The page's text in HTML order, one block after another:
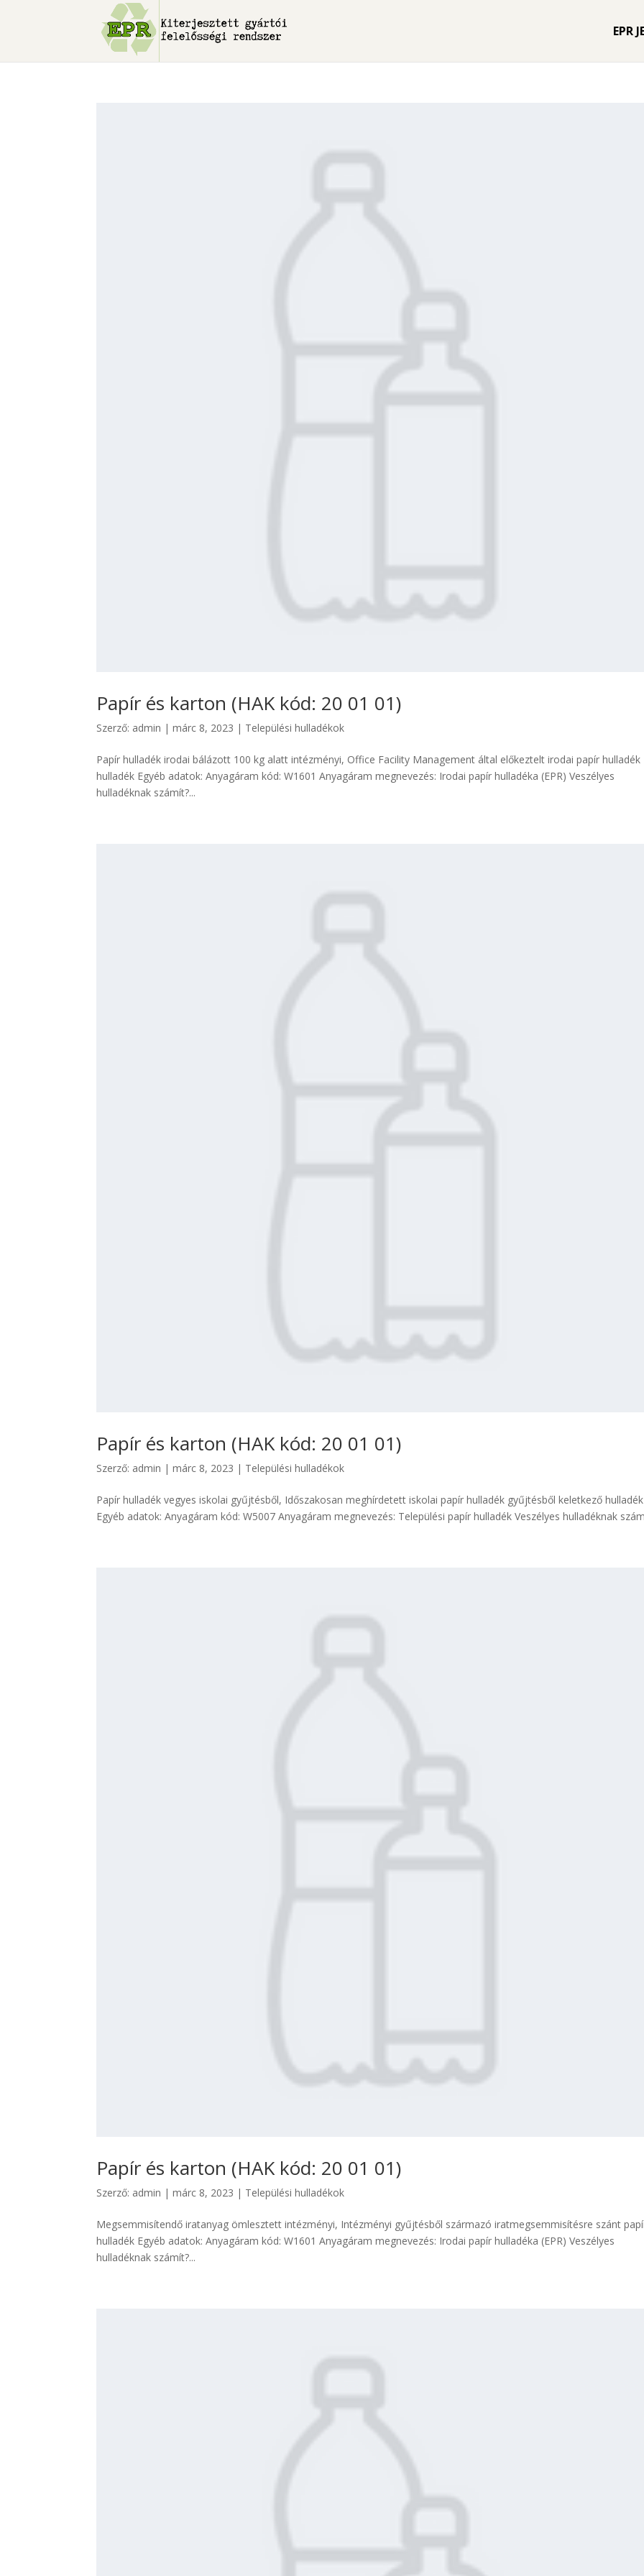
EPR
Papír és karton (HAK kód: 20 01 01)
Szerző: admin |márc 8, 2023 | Települési hulladékok
Papír hulladék irodai bálázott 100 kg alatt intézményi, Office Facility Management által előkeztelt irodai papír hulladék
hulladék Egyéb adatok: Anyagáram kód: W1601 Anyagáram megnevezés: Irodai papír hulladéka (EPR) Veszélyes
hulladéknak számít?...
Papír és karton (HAK kód: 20 01 01)
Szerző: admin |márc 8, 2023 | Települési hulladékok
Papír hulladék vegyes iskolai gyűjtésből, Időszakosan meghírdetett iskolai papír hulladék gyűjtésből keletkező hulladék
Egyéb adatok: Anyagáram kód: W5007 Anyagáram megnevezés: Települési papír hulladék Veszélyes hulladéknak
Papír és karton (HAK kód: 20 01 01)
Szerző: admin |márc 8, 2023 | Települési hulladékok
Megsemmisítendő iratanyag ömlesztett intézményi, Intézményi gyűjtésből származó iratmegsemmisítésre szánt
hulladék Egyéb adatok: Anyagáram kód: W1601 Anyagáram megnevezés: Irodai papír hulladéka (EPR) Veszélyes
hulladéknak számít?...